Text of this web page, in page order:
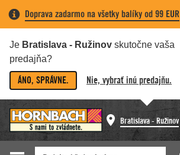
Doprava zadarmo na všetky balíky od 99 EUR
Je Bratislava - Ružinov skutočne vaša
predajňa?
ÁNO, SPRÁVNE. Nie, vybrať inú predajňu.
Bratislava - Ružinov